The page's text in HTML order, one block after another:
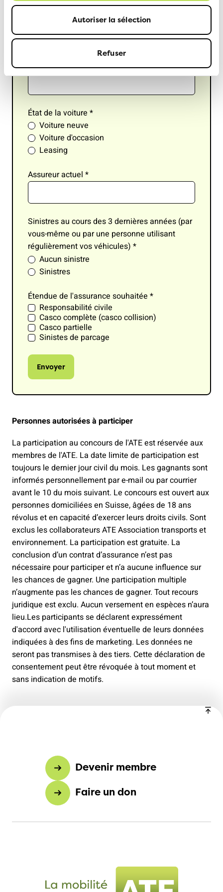
Autoriser la sélection
Refuser
Nombre des kilomètres par année*
Accessoires CHF*
État de la voiture *
Voiture neuve
Voiture d'occasion
Leasing
Assureur actuel *
Sinistres au cours des 3 dernières années (par
vous-même ou par une personne utilisant
régulièrement vos véhicules) *
Aucun sinistre
Sinistres
Étendue de l'assurance souhaitée *
Responsabilité civile
Casco complète (casco collision)
Casco partielle
Sinistes de parcage
Envoyer
Personnes autorisées à participer
La participation au concours de l'ATE est réservée aux
membres de l'ATE. La date limite de participation est
toujours le dernier jour civil du mois. Les gagnants sont
informés personnellement par e-mail ou par courrier
avant le 10 du mois suivant. Le concours est ouvert aux
personnes domiciliées en Suisse, âgées de 18 ans
révolus et en capacité d’exercer leurs droits civils. Sont
exclus les collaborateurs ATE Association transports et
environnement. La participation est gratuite. La
conclusion d’un contrat d’assurance n’est pas
nécessaire pour participer et n’a aucune influence sur
les chances de gagner. Une participation multiple
n’augmente pas les chances de gagner. Tout recours
juridique est exclu. Aucun versement en espèces n’aura
lieu.Les participants se déclarent expressément
d'accord avec l'utilisation éventuelle de leurs données
indiquées à des fins de marketing. Les données ne
seront pas transmises à des tiers. Cette déclaration de
consentement peut être révoquée à tout moment et
sans indication de motifs.
Devenir membre
Faire un don